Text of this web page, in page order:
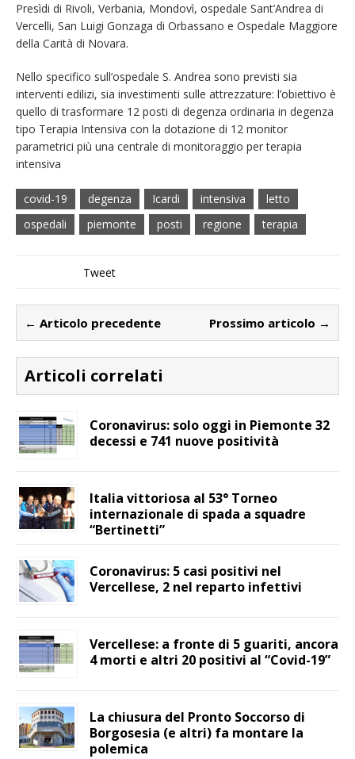
Presìdi di Rivoli, Verbania, Mondovì, ospedale Sant’Andrea di
Vercelli, San Luigi Gonzaga di Orbassano e Ospedale Maggiore
della Carità di Novara.
Nello specifico sull’ospedale S. Andrea sono previsti sia
interventi edilizi, sia investimenti sulle attrezzature: l’obiettivo è
quello di trasformare 12 posti di degenza ordinaria in degenza
tipo Terapia Intensiva con la dotazione di 12 monitor
parametrici più una centrale di monitoraggio per terapia
intensiva
covid-19 degenza Icardi intensiva
letto
ospedali
piemonte posti regione terapia
Tweet
← Articolo precedente Prossimo articolo →
Articoli correlati
Coronavirus: solo oggi in Piemonte 32
decessi e 741 nuove positività
Italia vittoriosa al 53° Torneo
internazionale di spada a squadre
“Bertinetti”
Coronavirus: 5 casi positivi nel
Vercellese, 2 nel reparto infettivi
Vercellese: a fronte di 5 guariti, ancora
4 morti e altri 20 positivi al “Covid-19”
La chiusura del Pronto Soccorso di
Borgosesia (e altri) fa montare la
polemica